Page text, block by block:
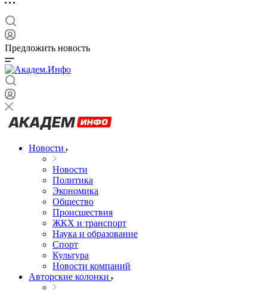
Предложить новость
Новости
Новости
Политика
Экономика
Общество
Происшествия
ЖКХ и транспорт
Наука и образование
Спорт
Культура
Новости компаний
Авторские колонки